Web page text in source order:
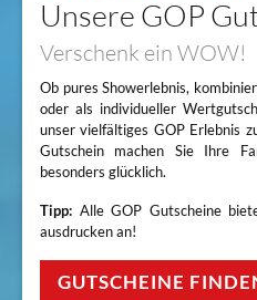
Unsere GOP
Verschenk ein WOW!
Ob pures Showerlebnis,
oder als individueller
unser vielfältiges GOP Erlebnis
Gutschein machen Sie Ihre
besonders glücklich.
Tipp: Alle GOP Gutscheine
ausdrucken an!
GUTSCHEINE